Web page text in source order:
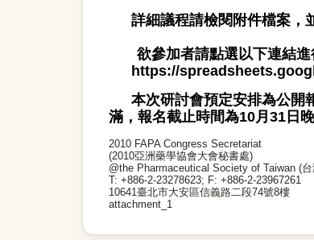
詳細議程請檢閱附件檔案，
欲參加者請點選以下連結進
https://
本次研討會預定安排為公開
滿，報名截止時間為10月31日晚
2010 FAPA Congress Secretariat
(2010亞洲藥學協會大會秘書處)
@the Pharmaceutical Society of Taiwan (
T: +886-2-23278623; F: +886-2-23967261
10641臺北市大安區信義路二段74號8樓
attachment_1